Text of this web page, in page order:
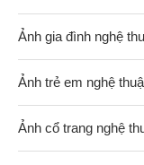
Ảnh gia đình nghệ
Ảnh trẻ em nghệ
Ảnh cổ trang nghệ